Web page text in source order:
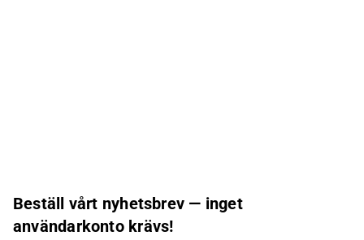
Beställ vårt nyhetsbrev — inget
användarkonto krävs!